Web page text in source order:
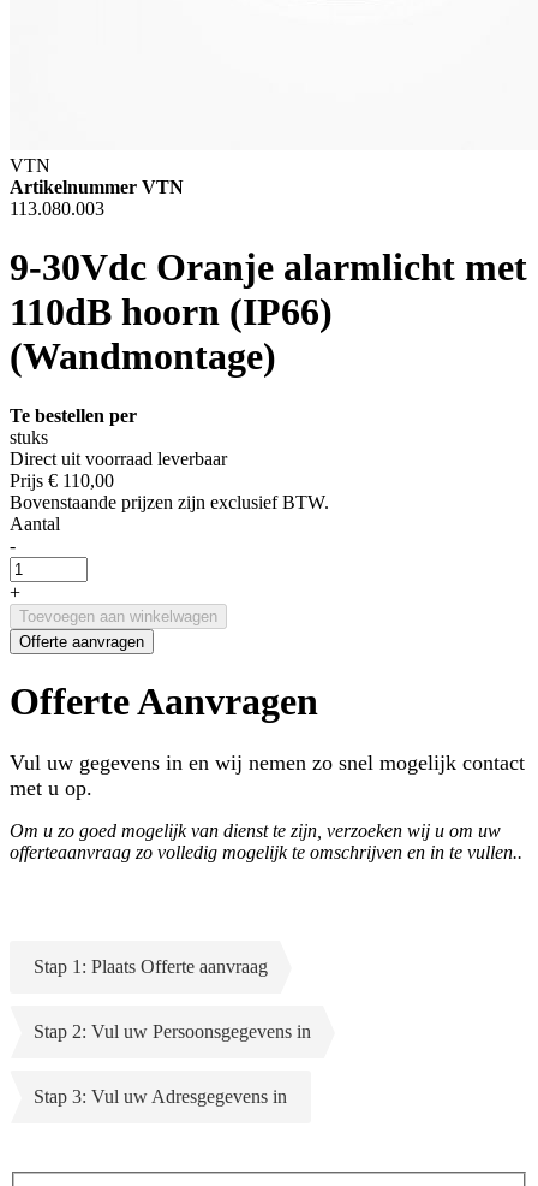
VTN
Artikelnummer VTN
113.080.003
9-30Vdc Oranje alarmlicht met
110dB hoorn (IP66)
(Wandmontage)
Te bestellen per
stuks
Direct uit voorraad leverbaar
Prijs € 110,00
Bovenstaande prijzen zijn exclusief BTW.
Aantal
-
+
Toevoegen aan winkelwagen
Offerte aanvragen
Offerte Aanvragen
Vul uw gegevens in en wij nemen zo snel mogelijk contact
met u op.
Om u zo goed mogelijk van dienst te zijn, verzoeken wij u om uw
offerteaanvraag zo volledig mogelijk te omschrijven en in te vullen..
Stap 1: Plaats Offerte aanvraag
Stap 2: Vul uw Persoonsgegevens in
Stap 3: Vul uw Adresgegevens in